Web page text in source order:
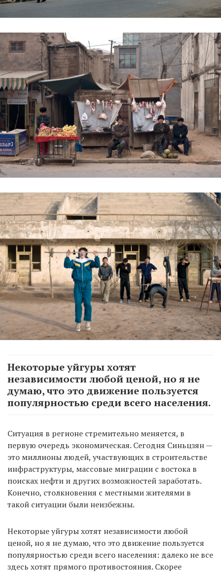
Некоторые уйгуры хотят
независимости любой ценой, но я не
думаю, что это движение пользуется
популярностью среди всего населения.
Ситуация в регионе стремительно меняется, в
первую очередь экономическая. Сегодня Синьцзян —
это миллионы людей, участвующих в строительстве
инфраструктуры, массовые миграции с востока в
поисках нефти и других возможностей заработать.
Конечно, столкновения с местными жителями в
такой ситуации были неизбежны.
Некоторые уйгуры хотят независимости любой
ценой, но я не думаю, что это движение пользуется
популярностью среди всего населения: далеко не все
здесь хотят прямого противостояния. Скорее